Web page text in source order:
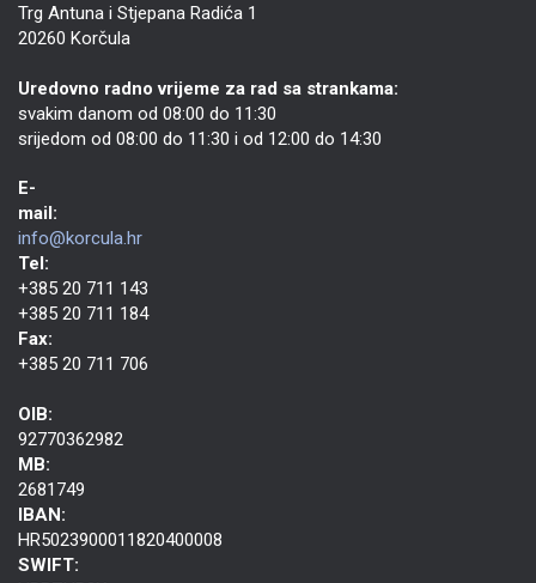
Trg Antuna i Stjepana Radića 1
20260 Korčula
Uredovno radno vrijeme za rad sa strankama:
svakim danom od 08:00 do 11:30
srijedom od 08:00 do 11:30 i od 12:00 do 14:30
E-
mail:
info@korcula.hr
Tel:
+385 20 711 143
+385 20 711 184
Fax:
+385 20 711 706
OIB:
92770362982
MB:
2681749
IBAN:
HR5023900011820400008
SWIFT: